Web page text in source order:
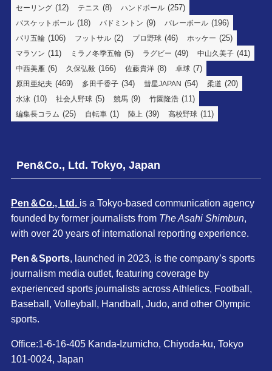
セーリング (12) テニス (8) ハンドボール (257)
バスケットボール (18) バドミントン (9) バレーボール (196)
パリ五輪 (106) フットサル (2) プロ野球 (46) ホッケー (25)
マラソン (11) ミラノ冬季五輪 (5) ラグビー (49) 中山久美子 (41)
中西美雁 (6) 久保弘毅 (166) 佐藤貴洋 (8) 卓球 (7)
原田亜紀夫 (469) 多田千香子 (34) 彗星JAPAN (54) 柔道 (20)
水泳 (10) 社会人野球 (5) 競馬 (9) 竹園隆浩 (11)
編集長コラム (25) 自転車 (1) 陸上 (39) 高校野球 (11)
Pen&Co., Ltd. Tokyo, Japan
Pen＆Co., Ltd. is a Tokyo-based communication agency
founded by former journalists from The Asahi Shimbun,
with over 20 years of international reporting experience.
Pen＆Sports, launched in 2023, is the company’s sports
journalism media outlet, featuring coverage by
experienced sports journalists across Athletics, Football,
Baseball, Volleyball, Handball, Judo, and other Olympic
sports.
Office:1-6-16-405 Kanda-Izumicho, Chiyoda-ku, Tokyo
101-0024, Japan